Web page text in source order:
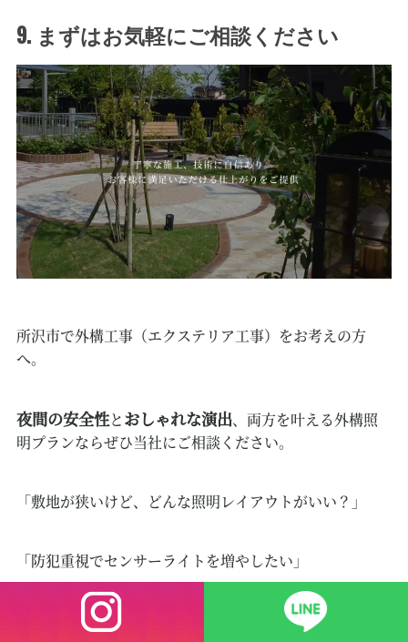
9. まずはお気軽にご相談ください
所沢市で外構工事（エクステリア工事）をお考えの方
へ。
夜間の安全性とおしゃれな演出、両方を叶える外構照
明プランならぜひ当社にご相談ください。
「敷地が狭いけど、どんな照明レイアウトがいい？」
「防犯重視でセンサーライトを増やしたい」
「デッキや庭木をライトアップして家時間を充実させた